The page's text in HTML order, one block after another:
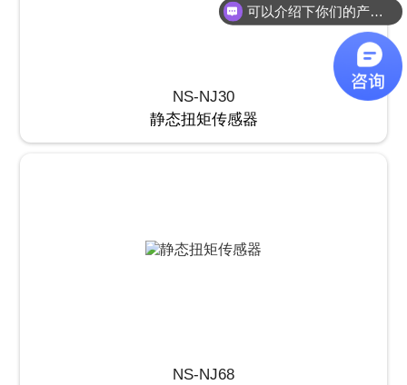
NS-NJ30
静态扭矩传感器
NS-NJ68
可以介绍下你们的产品么？